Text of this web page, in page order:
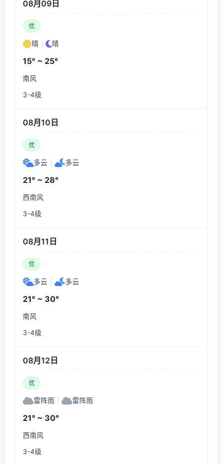
08月09日
优
晴 晴
15° ~ 25°
南风
3-4级
08月10日
优
多云 多云
21° ~ 28°
西南风
3-4级
08月11日
优
多云 多云
21° ~ 30°
南风
3-4级
08月12日
优
雷阵雨 雷阵雨
21° ~ 30°
西南风
3-4级